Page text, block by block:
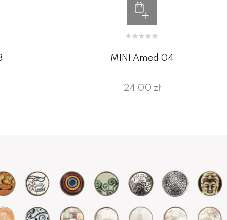
MINI Amed 04
24,00 zł